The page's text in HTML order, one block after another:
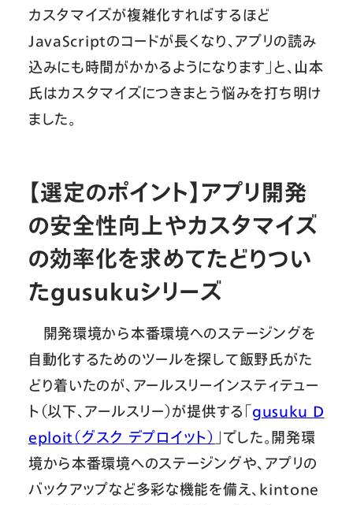
カスタマイズが複雑化すればするほど
JavaScriptのコードが長くなり、アプリの読み
込みにも時間がかかるようになります」と、山本
氏はカスタマイズにつきまとう悩みを打ち明け
ました。
【選定のポイント】アプリ開発
の安全性向上やカスタマイズ
の効率化を求めてたどりつい
たgusukuシリーズ
開発環境から本番環境へのステージングを
自動化するためのツールを探して飯野氏がた
どり着いたのが、アールスリーインスティテュー
ト（以下、アールスリー）が提供する「gusuku D
eploit（グスク デプロイット） 」でした。開発環
境から本番環境へのステージングや、アプリの
バックアップなど多彩な機能を備え、kintone